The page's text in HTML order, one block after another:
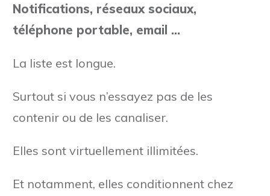
Notifications, réseaux sociaux,
téléphone portable, email …
La liste est longue.
Surtout si vous n’essayez pas de les
contenir ou de les canaliser.
Elles sont virtuellement illimitées.
Et notamment, elles conditionnent chez